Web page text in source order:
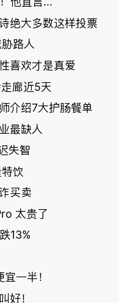
绝大多数这样投票
路人
喜欢才是真爱
廊近5天
介绍7大护肠餐单
最缺人
失智
饮
买卖
太贵了
13%
一半！
好！